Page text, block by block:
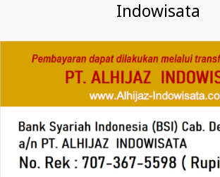
Indowisata